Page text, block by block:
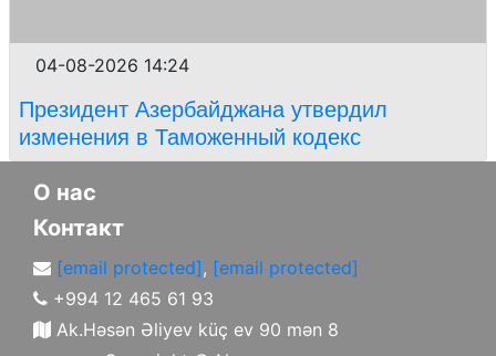
04-08-2026 14:24
Президент Азербайджана утвердил
изменения в Таможенный кодекс
О нас
Контакт
[email protected], [email protected]
+994 12 465 61 93
Ak.Həsən Əliyev küç ev 90 mən 8